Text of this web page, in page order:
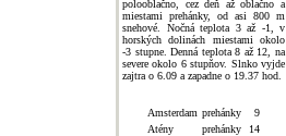
polooblačno, cez deň až oblačno a
miestami prehánky, od asi 800 m
snehové. Nočná teplota 3 až -1, v
horských dolinách miestami okolo
-3 stupne. Denná teplota 8 až 12, na
severe okolo 6 stupňov. Slnko vyjde
zajtra o 6.09 a zapadne o 19.37 hod.
Amsterdam prehánky
9
Atény
prehánky
14